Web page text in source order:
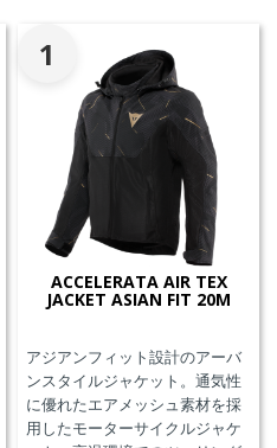
1
ACCELERATA AIR TEX
JACKET ASIAN FIT 20M
アジアンフィット設計のアーバ
ンスタイルジャケット。通気性
に優れたエアメッシュ素材を採
用したモーターサイクルジャケ